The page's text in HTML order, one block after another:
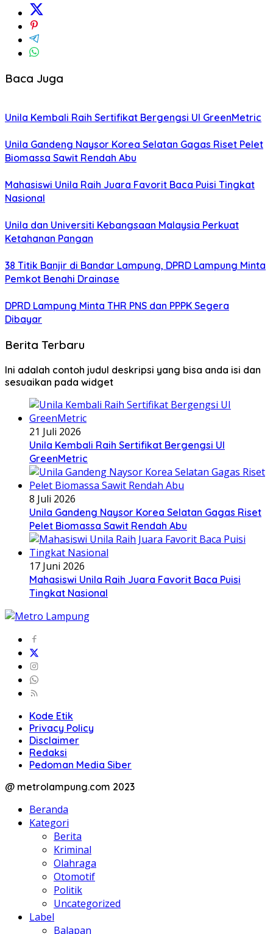
Baca Juga
Unila Kembali Raih Sertifikat Bergengsi UI GreenMetric
Unila Gandeng Naysor Korea Selatan Gagas Riset Pelet
Biomassa Sawit Rendah Abu
Mahasiswi Unila Raih Juara Favorit Baca Puisi Tingkat
Nasional
Unila dan Universiti Kebangsaan Malaysia Perkuat
Ketahanan Pangan
38 Titik Banjir di Bandar Lampung, DPRD Lampung Minta
Pemkot Benahi Drainase
DPRD Lampung Minta THR PNS dan PPPK Segera
Dibayar
Berita Terbaru
Ini adalah contoh judul deskripsi yang bisa anda isi dan
sesuaikan pada widget
21 Juli 2026
Unila Kembali Raih Sertifikat Bergengsi UI
GreenMetric
8 Juli 2026
Unila Gandeng Naysor Korea Selatan Gagas Riset
Pelet Biomassa Sawit Rendah Abu
17 Juni 2026
Mahasiswi Unila Raih Juara Favorit Baca Puisi
Tingkat Nasional
Kode Etik
Privacy Policy
Disclaimer
Redaksi
Pedoman Media Siber
@ metrolampung.com 2023
Beranda
Kategori
Berita
Kriminal
Olahraga
Otomotif
Politik
Uncategorized
Label
Balapan